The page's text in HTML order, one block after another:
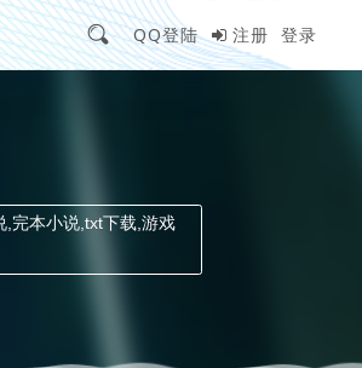
QQ登陆 注册 登录
,完本小说,txt下载,游戏